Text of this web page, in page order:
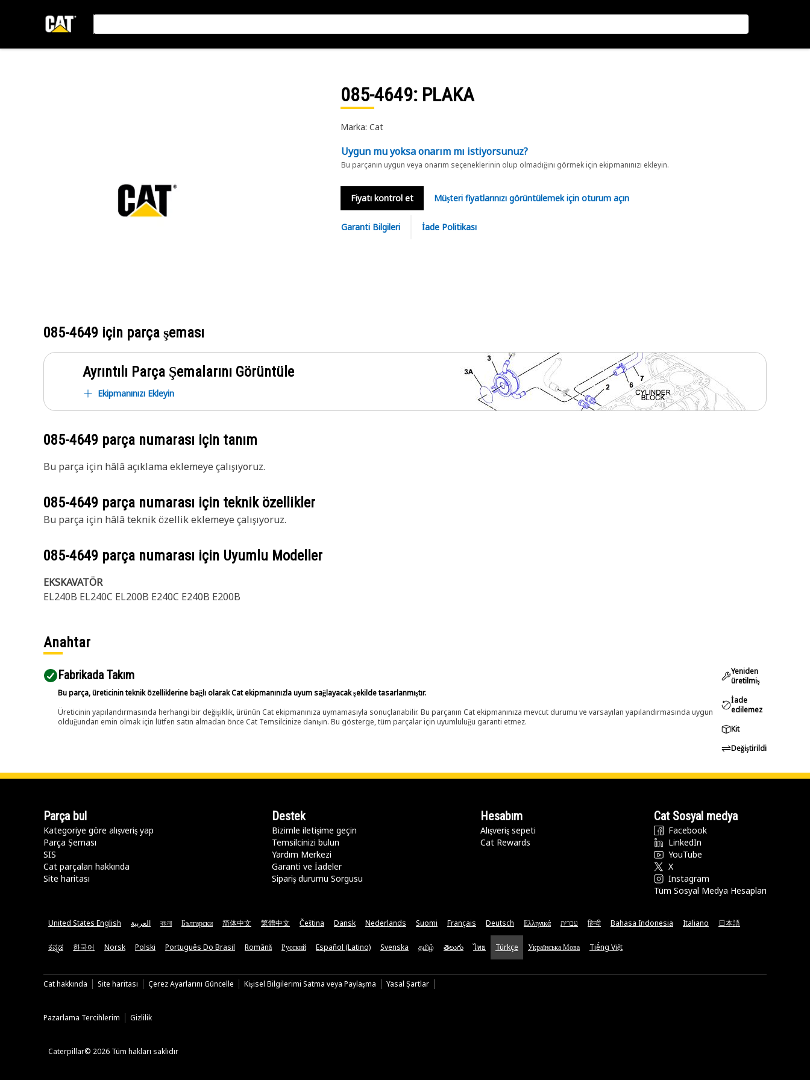
085-4649: PLAKA
Marka: Cat
Uygun mu yoksa onarım mı istiyorsunuz?
Bu parçanın uygun veya onarım seçeneklerinin olup olmadığını görmek için ekipmanınızı ekleyin.
Fiyatı kontrol et Müşteri fiyatlarınızı görüntülemek için oturum açın
Garanti Bilgileri İade Politikası
085-4649 için parça şeması
Ayrıntılı Parça Şemalarını Görüntüle
Ekipmanınızı Ekleyin
085-4649 parça numarası için tanım
Bu parça için hâlâ açıklama eklemeye çalışıyoruz.
085-4649 parça numarası için teknik özellikler
Bu parça için hâlâ teknik özellik eklemeye çalışıyoruz.
085-4649 parça numarası için Uyumlu Modeller
EKSKAVATÖR
EL240B EL240C EL200B E240C E240B E200B
Anahtar
Fabrikada Takım
Bu parça, üreticinin teknik özelliklerine bağlı olarak Cat ekipmanınızla uyum sağlayacak şekilde tasarlanmıştır.
Üreticinin yapılandırmasında herhangi bir değişiklik, ürünün Cat ekipmanınıza uymamasıyla sonuçlanabilir. Bu parçanın Cat ekipmanınıza mevcut durumu ve varsayılan yapılandırmasında uygun
olduğundan emin olmak için lütfen satın almadan önce Cat Temsilcinize danışın. Bu gösterge, tüm parçalar için uyumluluğu garanti etmez.
Yeniden
üretilmiş
İade
edilemez
Kit
Değiştirildi
Parça bul
Kategoriye göre alışveriş yap
Parça Şeması
SIS
Cat parçaları hakkında
Site haritası
Destek
Bizimle iletişime geçin
Temsilcinizi bulun
Yardım Merkezi
Garanti ve İadeler
Sipariş durumu Sorgusu
Hesabım
Alışveriş sepeti
Cat Rewards
Cat Sosyal medya
Facebook
LinkedIn
YouTube
X
Instagram
Tüm Sosyal Medya Hesapları
United States English العربية বাংলা Български 简体中文 繁體中文 Čeština Dansk Nederlands Suomi Français Deutsch Ελληνικά עברית हिन्दी Bahasa Indonesia Italiano 日本語
ಕನ್ನಡ 한국어 Norsk Polski Português Do Brasil Română Русский Español (Latino) Svenska தமிழ் తెలుగు ไทย Türkçe Українська Мова Tiếng Việt
Cat hakkında Site haritası Çerez Ayarlarını Güncelle Kişisel Bilgilerimi Satma veya Paylaşma Yasal Şartlar
Pazarlama Tercihlerim Gizlilik
Caterpillar© 2026 Tüm hakları saklıdır